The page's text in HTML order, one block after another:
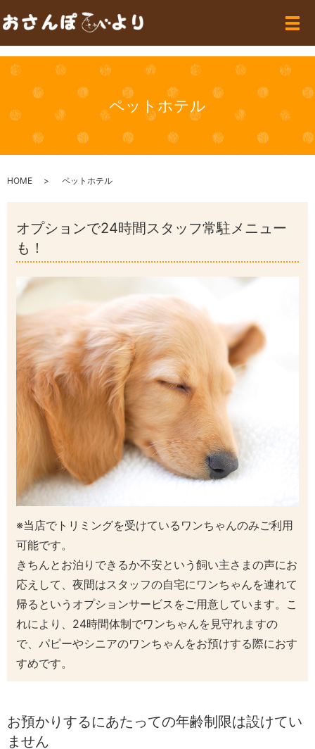
メ
ペットホテル
HOME ペットホテル
オプションで24時間スタッフ常駐メニュー
も！
※当店でトリミングを受けているワンちゃんのみご利用
可能です。
きちんとお泊りできるか不安という飼い主さまの声にお
応えして、夜間はスタッフの自宅にワンちゃんを連れて
帰るというオプションサービスをご用意しています。
こ
れにより、24時間体制でワンちゃんを見守れますの
で、パピーやシニアのワンちゃんをお預けする際におす
すめです。
お預かりするにあたっての年齢制限は設けてい
ません